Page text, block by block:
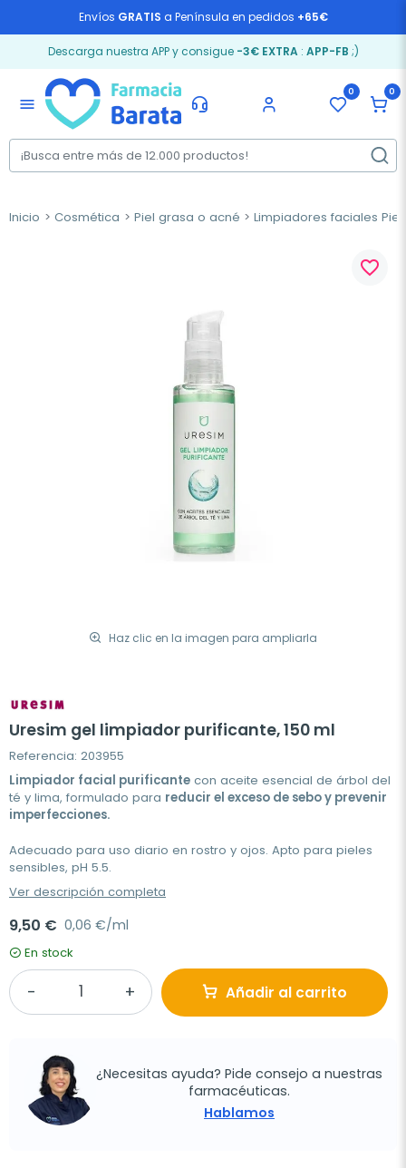
Envíos GRATIS a Península en pedidos +65€
Descarga nuestra APP y consigue -3€ EXTRA: APP-FB ;)
menu
0 0
Inicio Cosmética Piel grasa o acné Limpiadores faciales
Haz clic en la imagen para ampliarla
favorite_border
Uresim gel limpiador purificante, 150 ml
Referencia: 203955
Limpiador facial purificante con aceite esencial de árbol del
té y lima, formulado para reducir el exceso de sebo y prevenir
imperfecciones.
Adecuado para uso diario en rostro y ojos. Apto para pieles
sensibles, pH 5.5.
Ver descripción completa
9,50 € 0,06 €/ml
En stock
Añadir al carrito
¿Necesitas ayuda? Pide consejo a nuestras
farmacéuticas.
Hablamos